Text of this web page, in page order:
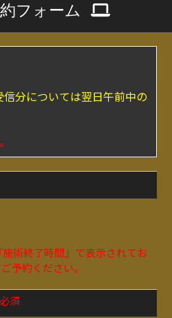
フォーム
分については翌日午前中の
術終了時間』で表示されてお
予約ください。
須